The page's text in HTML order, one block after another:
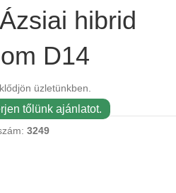
hibrid
D14
üzletünkben.
tőlünk ajánlatot.
3249